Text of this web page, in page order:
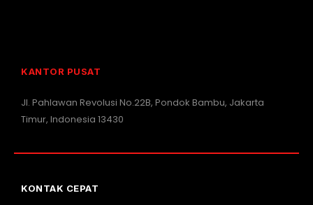
KANTOR PUSAT
Jl. Pahlawan Revolusi No.22B, Pondok Bambu, Jakarta
Timur, Indonesia 13430
KONTAK CEPAT